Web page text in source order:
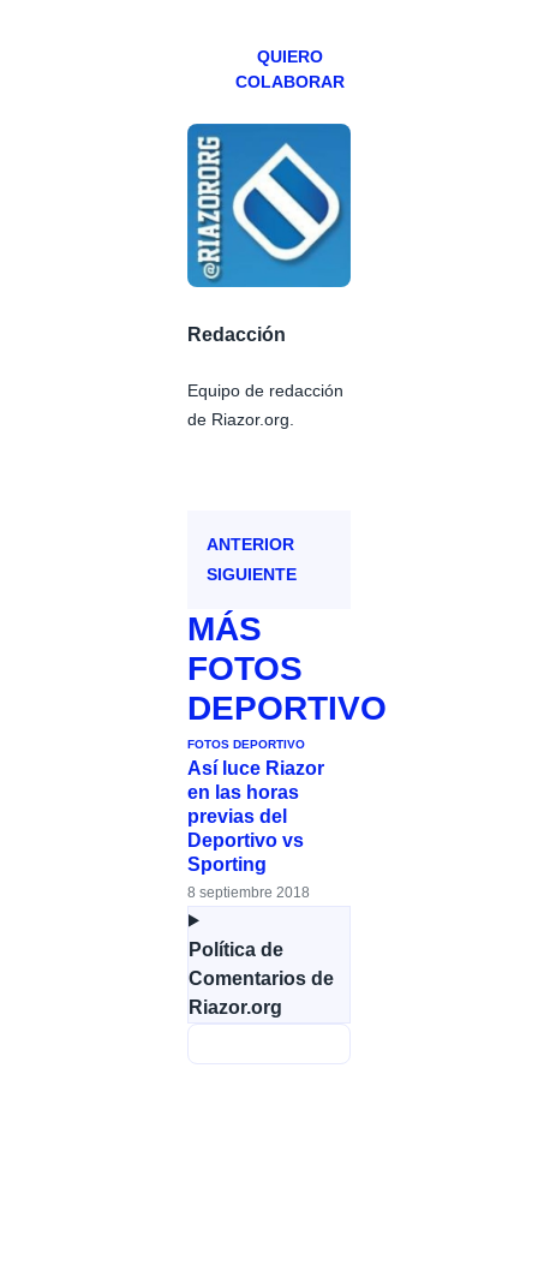
QUIERO
COLABORAR
Redacción
Equipo de redacción
de Riazor.org.
ANTERIOR
SIGUIENTE
MÁS
FOTOS
DEPORTIVO
FOTOS DEPORTIVO
Así luce Riazor
en las horas
previas del
Deportivo vs
Sporting
8 septiembre 2018
Política de
Comentarios de
Riazor.org